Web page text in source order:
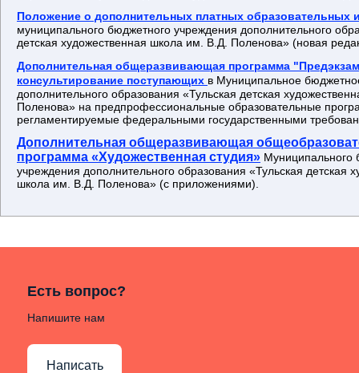
Положение о дополнительных платных образовательных
муниципального бюджетного учреждения дополнительного
детская художественная школа им. В.Д. Поленова» (новая
Дополнительная общеразвивающая программа
консультирование поступающих в Муниципальное
дополнительного образования «Тульская детская
Поленова» на предпрофессиональные образовательные
регламентируемые федеральными государственными
Дополнительная общеразвивающая
программа «Художественная студия» Муниципального
учреждения дополнительного образования «Тульская детская
школа им. В.Д. Поленова» (с приложениями).
Есть вопрос?
Напишите нам
Написать